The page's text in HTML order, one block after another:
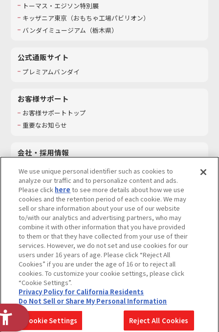
トーマス・エジソン特別展
キッザニア東京（おもちゃ工場パビリオン）​
バンダイミュージアム（栃木県）
公式通販サイト
プレミアムバンダイ
お客様サポート
お客様サポートトップ
重要なお知らせ
会社・採用情報
採用情報
サステナビリティ
お問い合わせ
ウェブサイトご利用条件 ソーシャルメディアポリシー
個人情報及び特定個人情報等の取り扱いに関する保護方針
Do Not Sell or Share My Personal Information著作権・商標について
カスタマーハラスメントに対する基本的な対応方針
コピーライト一覧を表示する
We use unique personal identifier such as cookies to
analyze our traffic and to personalize content and ads.
Please click here to see more details about how we use
cookies and the retention period of each cookie. We may
sell or share information about your use of our website
to/with our analytics and advertising partners, who may
combine it with other information that you have provided
to them or that they have collected from your use of their
services. However, we do not set and use cookies for our
users under 16 years of age. Please click “Reject All
Cookies” if you are under the age of 16 or to reject all
cookies. To customize your cookie settings, please click
“Cookie Settings”.
Privacy Policy for California Residents
Do Not Sell or Share My Personal Information
Cookie Settings Reject All Cookies